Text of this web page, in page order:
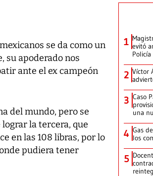
se da como un
su apoderado nos
ante el ex campeón
del mundo, pero se
la tercera, que
en las 108 libras, por lo
pudiera tener
1 evitó
2 Víctor
3 Caso
una
4 Gas
los
5